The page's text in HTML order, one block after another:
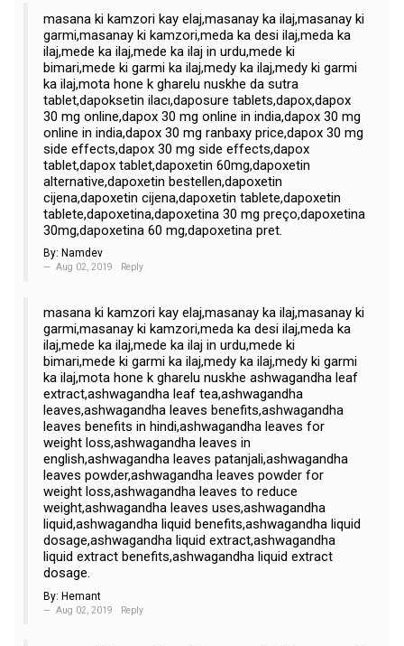
masana ki kamzori kay elaj,masanay ka ilaj,masanay ki
garmi,masanay ki kamzori,meda ka desi ilaj,meda ka
ilaj,mede ka ilaj,mede ka ilaj in urdu,mede ki
bimari,mede ki garmi ka ilaj,medy ka ilaj,medy ki garmi
ka ilaj,mota hone k gharelu nuskhe da sutra
tablet,dapoksetin ilacı,daposure tablets,dapox,dapox
30 mg online,dapox 30 mg online in india,dapox 30 mg
online in india,dapox 30 mg ranbaxy price,dapox 30 mg
side effects,dapox 30 mg side effects,dapox
tablet,dapox tablet,dapoxetin 60mg,dapoxetin
alternative,dapoxetin bestellen,dapoxetin
cijena,dapoxetin cijena,dapoxetin tablete,dapoxetin
tablete,dapoxetina,dapoxetina 30 mg preço,dapoxetina
30mg,dapoxetina 60 mg,dapoxetina pret.
By: Namdev
Aug 02, 2019 Reply
masana ki kamzori kay elaj,masanay ka ilaj,masanay ki
garmi,masanay ki kamzori,meda ka desi ilaj,meda ka
ilaj,mede ka ilaj,mede ka ilaj in urdu,mede ki
bimari,mede ki garmi ka ilaj,medy ka ilaj,medy ki garmi
ka ilaj,mota hone k gharelu nuskhe ashwagandha leaf
extract,ashwagandha leaf tea,ashwagandha
leaves,ashwagandha leaves benefits,ashwagandha
leaves benefits in hindi,ashwagandha leaves for
weight loss,ashwagandha leaves in
english,ashwagandha leaves patanjali,ashwagandha
leaves powder,ashwagandha leaves powder for
weight loss,ashwagandha leaves to reduce
weight,ashwagandha leaves uses,ashwagandha
liquid,ashwagandha liquid benefits,ashwagandha liquid
dosage,ashwagandha liquid extract,ashwagandha
liquid extract benefits,ashwagandha liquid extract
dosage.
By: Hemant
Aug 02, 2019 Reply